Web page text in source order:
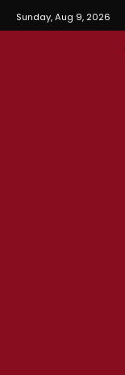
Sunday, Aug 9, 2026